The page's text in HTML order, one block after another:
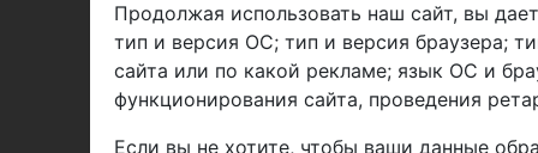
Арбен текстиль г. Щелково, пер.
1-й Советский д.25, владение 2.
Продолжая использовать наш сайт, вы
тип и версия ОС; тип и версия браузера;
сайта или по какой рекламе; язык ОС и
функционирования сайта, проведения
Если вы не хотите, чтобы ваши данные